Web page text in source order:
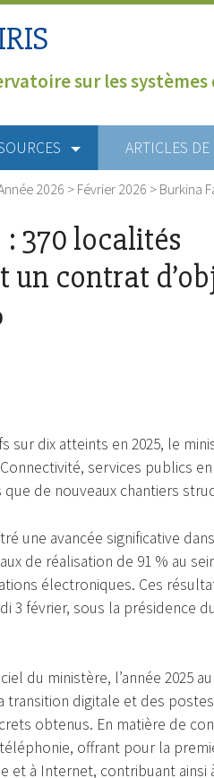
sur les
ARTICLES DE
2026 > Février 2026 > Burkina
370 localités
un contrat
sur dix atteints en 2025, le
services publics
de nouveaux chantiers
une avancée significative
de réalisation de 91 % au
électroniques. Ces
3 février, sous la présidence
du ministère, l’année 2025
digitale et des
obtenus. En matière de
offrant pour la
et à Internet, contribuant